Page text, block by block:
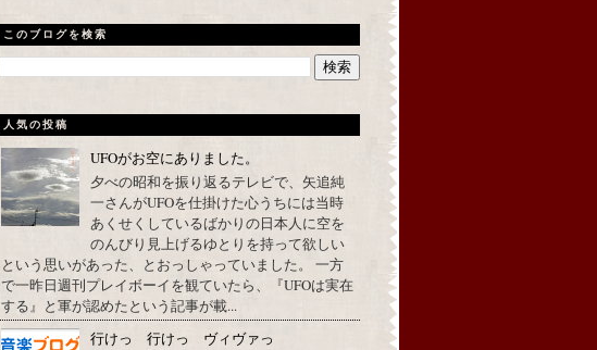
このブログを検索
人気の投稿
UFOがお空にありました。
夕べの昭和を振り返るテレビで、矢追純
一さんがUFOを仕掛けた心うちには当時
あくせくしているばかりの日本人に空を
のんびり見上げるゆとりを持って欲しい
という思いがあった、とおっしゃっていました。 一方
で一昨日週刊プレイボーイを観ていたら、『UFOは実在
する』と軍が認めたという記事が載...
行けっ 行けっ ヴィヴァっ